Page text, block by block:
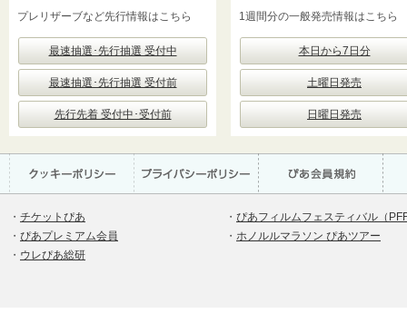
プレリザーブなど先行情報はこちら
最速抽選･先行抽選 受付中
最速抽選･先行抽選 受付前
先行先着 受付中･受付前
1週間分の一般発売情報はこちら
本日から7日分
土曜日発売
日曜日発売
・ チケットぴあ
・ ぴあプレミアム会員
・ ウレぴあ総研
・ ぴあフィルムフェスティバル（
・ ホノルルマラソン ぴあツアー